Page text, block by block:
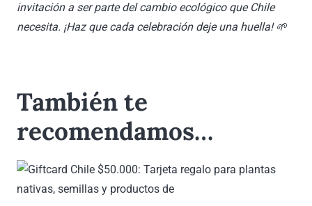
invitación a ser parte del cambio ecológico que Chile
necesita. ¡Haz que cada celebración deje una huella! 🌱
También te
recomendamos…